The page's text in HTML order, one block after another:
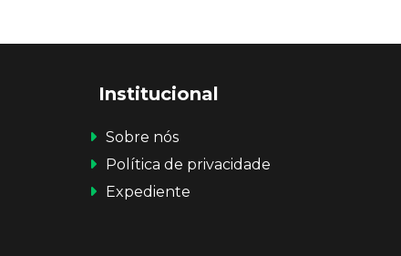
Institucional
Sobre nós
Política de privacidade
Expediente